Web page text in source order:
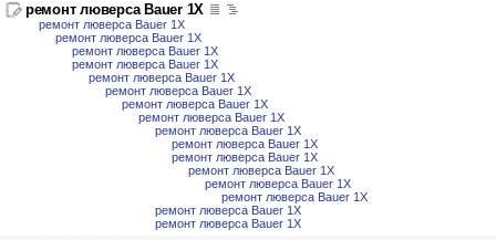
ремонт люверса Bauer 1X
ремонт люверса Bauer 1X
ремонт люверса Bauer 1X
ремонт люверса Bauer 1X
ремонт люверса Bauer 1X
ремонт люверса Bauer 1X
ремонт люверса Bauer 1X
ремонт люверса Bauer 1X
ремонт люверса Bauer 1X
ремонт люверса Bauer 1X
ремонт люверса Bauer 1X
ремонт люверса Bauer 1X
ремонт люверса Bauer 1X
ремонт люверса Bauer 1X
ремонт люверса Bauer 1X
ремонт люверса Bauer 1X
ремонт люверса Bauer 1X